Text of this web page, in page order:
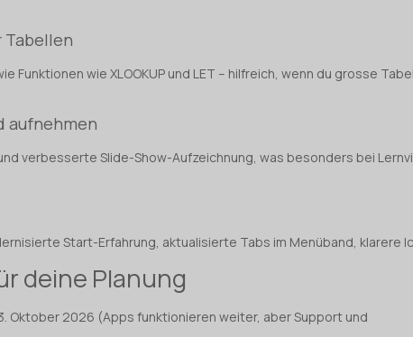
Tabellen
Funktionen wie XLOOKUP und LET – hilfreich, wenn du grosse
aufnehmen
verbesserte Slide-Show-Aufzeichnung, was besonders bei
Start-Erfahrung, aktualisierte Tabs im Menüband, klarere
deine Planung
Oktober 2026 (Apps funktionieren weiter, aber Support und